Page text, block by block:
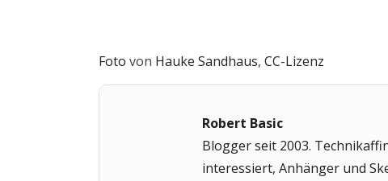
Foto von Hauke Sandhaus, CC-Lizenz
Robert Basic
Blogger seit 2003.
interessiert, Anhänger und